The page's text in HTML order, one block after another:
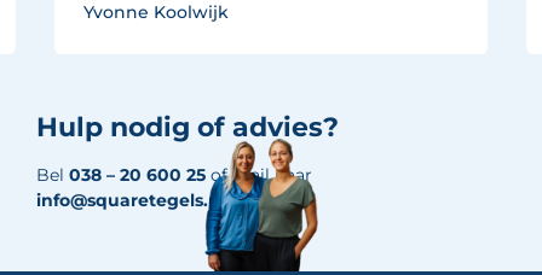
Yvonne Koolwijk
Hulp nodig of advies?
Bel 038 – 20 600 25 of mail naar
info@squaretegels.nl